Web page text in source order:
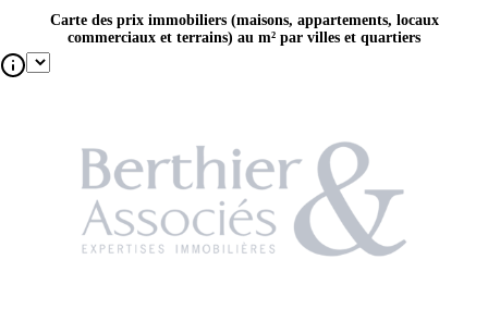
Carte des prix immobiliers (maisons, appartements, locaux
commerciaux et terrains) au m² par villes et quartiers